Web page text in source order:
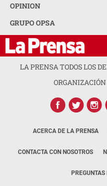
OPINION
GRUPO OPSA
LA PRENSA TODOS LOS
ACERCA DE LA PRENSA
CONTACTA CON NOSOTROS
PREGUNTAS